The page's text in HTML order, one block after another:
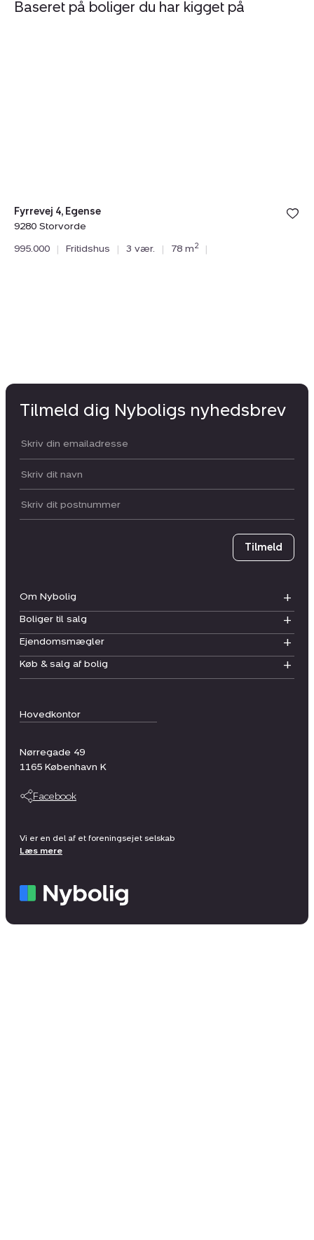
Baseret på boliger du har kigget på
Fyrrevej 4, Egense
9280 Storvorde
995.000
| Fritidshus | 3 vær. | 78 m2 |
Hovedkontor
Nørregade 49
1165 København K
Facebook
Om Nybolig
Boliger til salg
Ejendomsmægler
Køb & salg af bolig
Tilmeld dig Nyboligs nyhedsbrev
Din email:
Dit navn:
Postnummer
Tilmeld
Vi er en del af et foreningsejet selskab
Læs mere